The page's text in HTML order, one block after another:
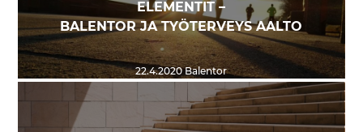
ELEMENTIT –
BALENTOR JA TYÖTERVEYS AALTO
22.4.2020 Balentor